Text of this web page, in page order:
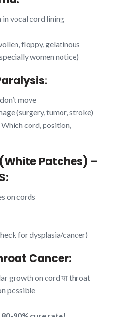
in vocal cord lining
floppy, gelatinous
women notice)
move
(surgery, tumor, stroke)
cord, position,
Patches) –
on cords
for dysplasia/cancer)
Cancer:
growth on cord या throat
possible
90% cure rate!